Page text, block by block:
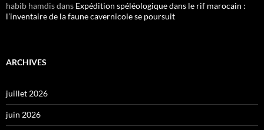
habib hamdisdans Expédition spéléologique dans le rif marocain :
l’inventaire de la faune cavernicole se poursuit
ARCHIVES
juillet 2026
juin 2026